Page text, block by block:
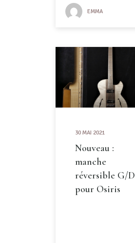
EMMA
30 MAI 2021
Nouveau :
manche
réversible G/D
pour Osiris